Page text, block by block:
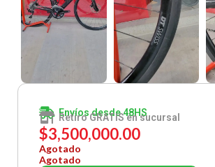
Envíos desde 48HS
Retiro GRATIS en sucursal
$3,500,000.00
Agotado
Agotado